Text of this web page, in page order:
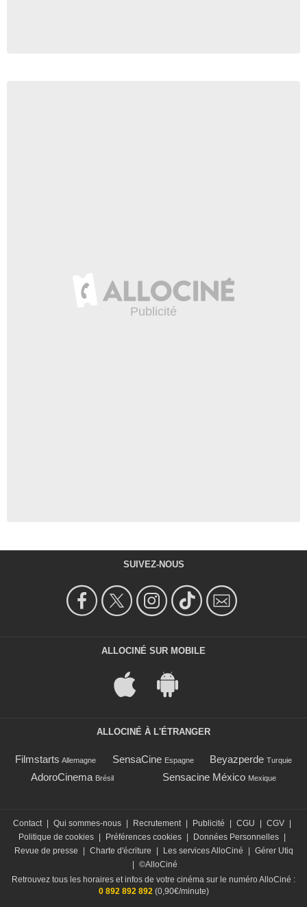
SUIVEZ-NOUS
ALLOCINÉ SUR MOBILE
ALLOCINÉ À L'ÉTRANGER
Filmstarts Allemagne SensaCine Espagne Beyazperde Turquie
AdoroCinema Brésil Sensacine México Mexique
Contact Qui sommes-nous Recrutement Publicité CGU CGV
Politique de cookies
Préférences cookies Données Personnelles
Revue de presse
Charte d'écriture Les services AlloCiné
Gérer Utiq
©AlloCiné
Retrouvez tous les horaires et infos de votre cinéma sur le numéro AlloCiné :
0 892 892 892(0,90€/minute)